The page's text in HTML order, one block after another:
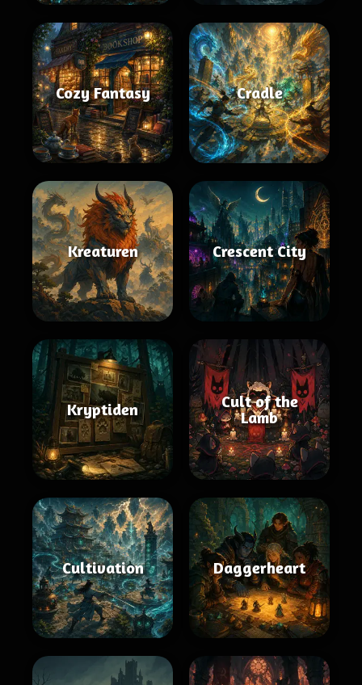
Cozy Fantasy Cradle
Kreaturen Crescent City
Kryptiden
Cult of the
Lamb
Cultivation Daggerheart